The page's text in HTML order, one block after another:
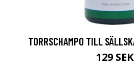
TORRSCHAMPO TILL
129 SEK